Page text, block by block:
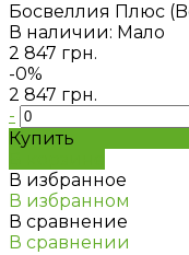
Босвеллия Плюс
В наличии: Мало
2 847 грн.
-0%
2 847 грн.
-
Купить
В избранное
В избранном
В сравнение
В сравнении